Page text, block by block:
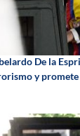
De la
y